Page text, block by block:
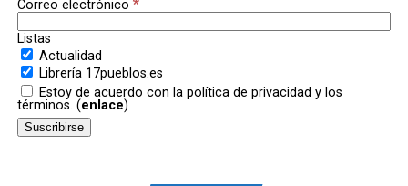
Correo electrónico *
Listas
Actualidad
Librería 17pueblos.es
Estoy de acuerdo con la política de privacidad y los
términos. (enlace)